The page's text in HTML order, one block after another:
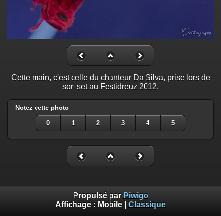
Cette main, c'est celle du chanteur Da Silva, prise lors de
son set au Festidreuz 2012.
Notez cette photo
0 1 2 3 4 5
Propulsé par Piwigo
Affichage : Mobile Classique